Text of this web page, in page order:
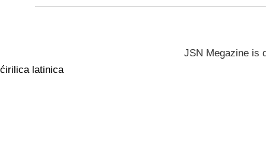
JSN Megazine is
ćirilica latinica